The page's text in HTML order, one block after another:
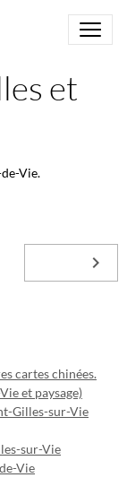
et
cartes chinées.
et paysage)
Gilles-sur-Vie
sur-Vie
Vie